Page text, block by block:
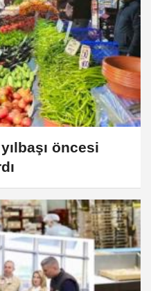
öncesi